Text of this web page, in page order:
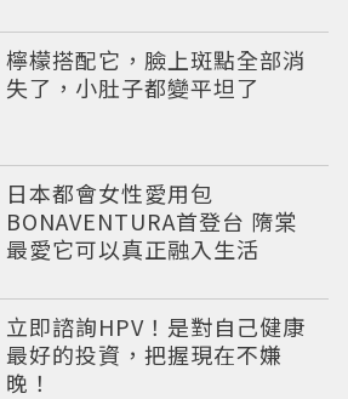
檸檬搭配它，臉上斑點全部消
失了，小肚子都變平坦了
日本都會女性愛用包
BONAVENTURA首登台 隋棠
最愛它可以真正融入生活
立即諮詢HPV！是對自己健康
最好的投資，把握現在不嫌
晚！